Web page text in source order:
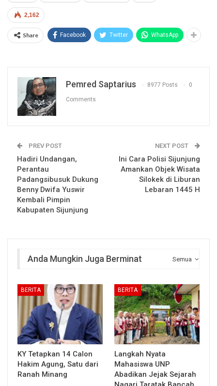
2,162
Share Facebook Twitter WhatsApp
Pemred Saptarius 8977 Posts 0
Comments
PREV POST
Hadiri Undangan,
Perantau
Padangsibusuk Dukung
Benny Dwifa Yuswir
Kembali Pimpin
Kabupaten Sijunjung
NEXT POST
Ini Cara Polisi Sijunjung
Amankan Objek Wisata
Silokek di Liburan
Lebaran 1445 H
Semua
Anda Mungkin Juga Berminat
BERITA
KY Tetapkan 14 Calon
Hakim Agung, Satu dari
Ranah Minang
BERITA
Langkah Nyata
Mahasiswa UNP
Abadikan Jejak Sejarah